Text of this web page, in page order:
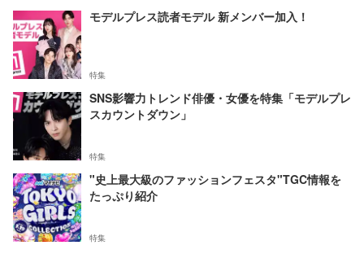
モデルプレス読者モデル 新メンバー加入！
特集
SNS影響力トレンド俳優・女優を特集「モデルプレ
スカウントダウン」
特集
"史上最大級のファッションフェスタ"TGC情報を
たっぷり紹介
特集